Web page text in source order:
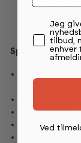
Alle skiver har
anvendes for
Specifikationer
Hulstørrelse:
Hårdhed:
Jeg
tilbud,
enhver
Ved